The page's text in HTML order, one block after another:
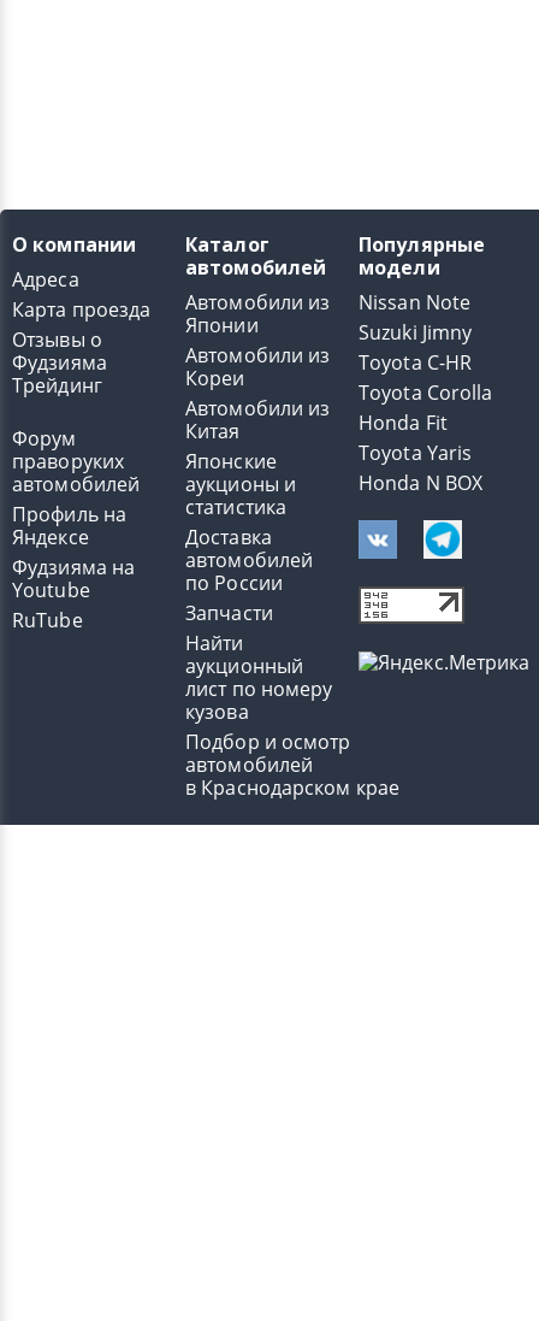
О компании
Адреса
Карта проезда
Отзывы о
Фудзияма
Трейдинг
Форум
праворуких
автомобилей
Профиль на
Яндексе
Фудзияма на
Youtube
RuTube
Каталог
автомобилей
Автомобили из
Японии
Автомобили из
Кореи
Автомобили из
Китая
Японские
аукционы и
статистика
Доставка
автомобилей
по России
Запчасти
Найти
аукционный
лист по номеру
кузова
Подбор и осмотр
автомобилей
в Краснодарском крае
Популярные
модели
Nissan Note
Suzuki Jimny
Toyota C-HR
Toyota Corolla
Honda Fit
Toyota Yaris
Honda N BOX